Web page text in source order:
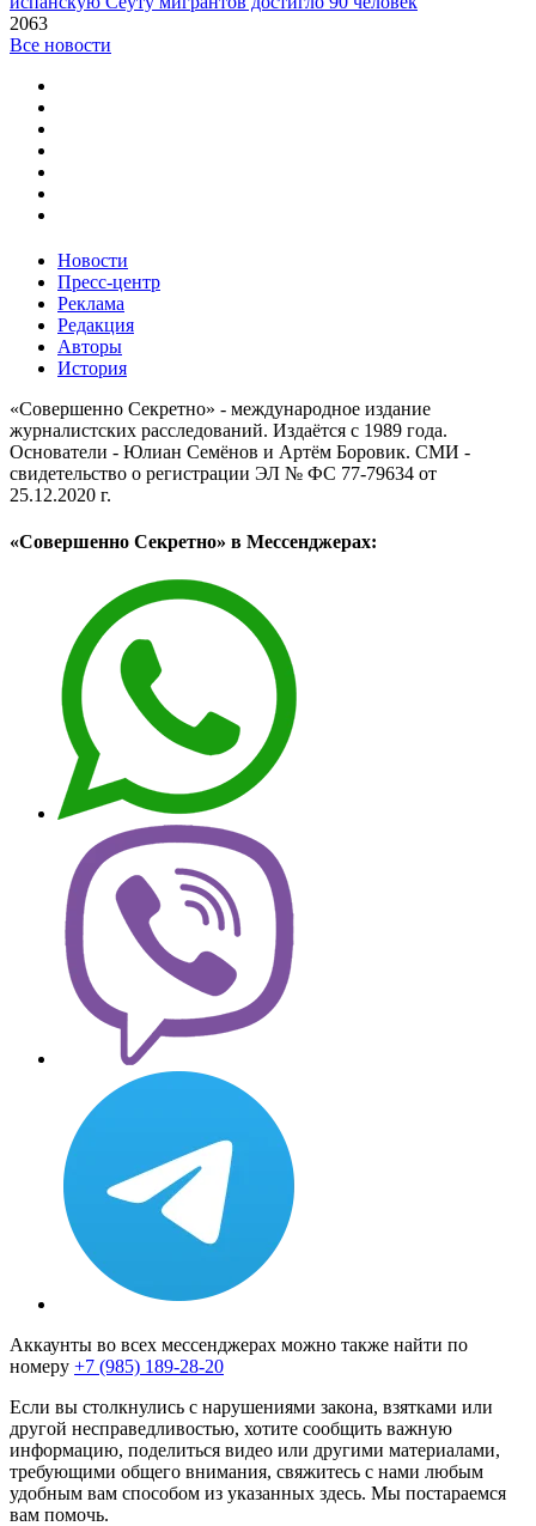
2063
Все новости
Новости
Пресс-центр
Реклама
Редакция
Авторы
История
«Совершенно Секретно» - международное издание
журналистских расследований. Издаётся с 1989 года.
Основатели - Юлиан Семёнов и Артём Боровик. CМИ -
свидетельство о регистрации ЭЛ № ФС 77-79634 от
25.12.2020 г.
«Совершенно Секретно» в Мессенджерах:
Аккаунты во всех мессенджерах можно также найти по
номеру +7 (985) 189-28-20
Если вы столкнулись с нарушениями закона, взятками или
другой несправедливостью, хотите сообщить важную
информацию, поделиться видео или другими материалами,
требующими общего внимания, свяжитесь с нами любым
удобным вам способом из указанных здесь. Мы постараемся
вам помочь.